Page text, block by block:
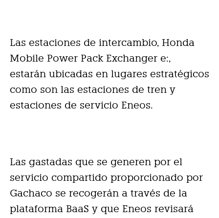
Las estaciones de intercambio, Honda
Mobile Power Pack Exchanger e:,
estarán ubicadas en lugares estratégicos
como son las estaciones de tren y
estaciones de servicio Eneos.
Las gastadas que se generen por el
servicio compartido proporcionado por
Gachaco se recogerán a través de la
plataforma BaaS y que Eneos revisará